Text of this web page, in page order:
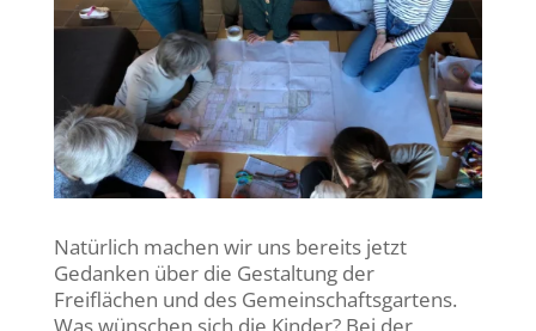
Natürlich machen wir uns bereits jetzt
Gedanken über die Gestaltung der
Freiflächen und des Gemeinschaftsgartens.
Was wünschen sich die Kinder? Bei der